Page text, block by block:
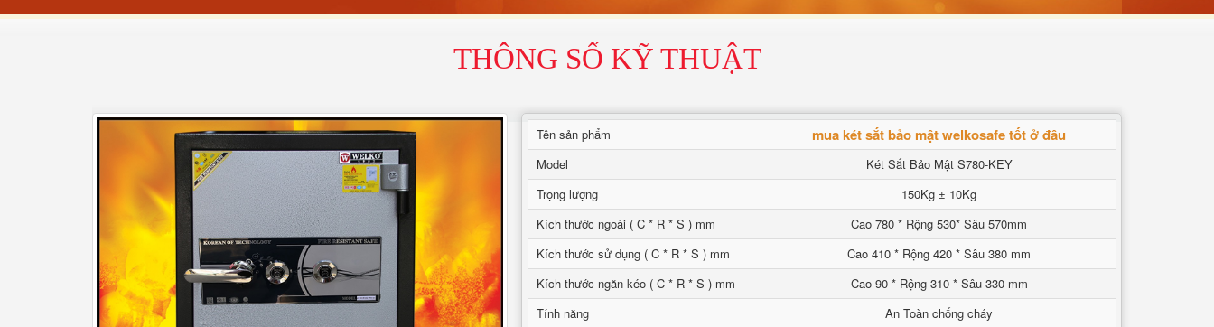
THÔNG SỐ KỸ THUẬT
Tên sản phẩm mua két sắt bảo mật welkosafe tốt ở đâu
Model
Két Sắt Bảo Mật S780-KEY
Trọng lượng
150Kg ± 10Kg
Kích thước ngoài ( C * R * S ) mm
Cao 780 * Rộng 530* Sâu 570mm
Kích thước sử dụng ( C * R * S ) mm
Cao 410 * Rộng 420 * Sâu 380 mm
Kích thước ngăn kéo ( C * R * S ) mm
Cao 90 * Rộng 310 * Sâu 330 mm
Tính năng
An Toàn chống cháy